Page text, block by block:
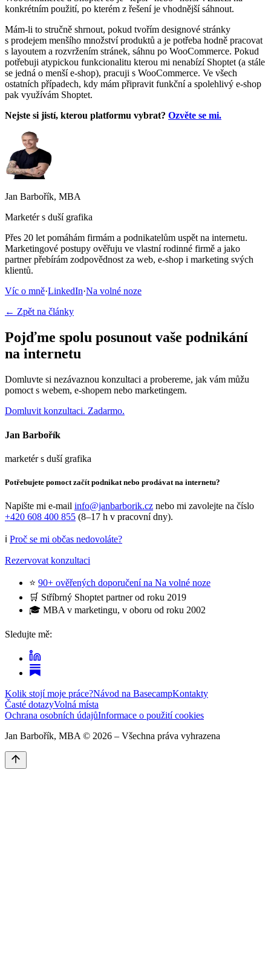
konkrétním použití, po kterém z řešení je vhodnější sáhnout.
Mám-li to stručně shrnout, pokud tvořím designové stránky
s prodejem menšího množství produktů a je potřeba hodně pracovat
s layoutem a rozvržením stránek, sáhnu po WooCommerce. Pokud
potřebuji atypickou funkcionalitu kterou mi nenabízí Shoptet (a stále
se jedná o menší e-shop), pracuji s WooCommerce. Ve všech
ostatních případech, kdy mám připravit funkční a spolehlivý e-shop
pak využívám Shoptet.
Nejste si jistí, kterou platformu vybrat? Ozvěte se mi.
Jan Barbořík, MBA
Marketér s duší grafika
Přes 20 let pomáhám firmám a podnikatelům uspět na internetu.
Marketingové postupy ověřuju ve vlastní rodinné firmě a jako
partner přebírám zodpovědnost za web, e-shop i marketing svých
klientů.
Víc o mně·LinkedIn·Na volné noze
← Zpět na články
Pojďme spolu posunout vaše podnikání
na internetu
Domluvte si nezávaznou konzultaci a probereme, jak vám můžu
pomoct s webem, e-shopem nebo marketingem.
Domluvit konzultaci. Zadarmo.
Jan Barbořík
marketér s duší grafika
Potřebujete pomoct začít podnikat nebo prodávat na internetu?
Napište mi e-mail info@janbarborik.cz nebo mi zavolejte na číslo
+420 608 400 855 (8–17 h v pracovní dny).
ℹ️ Proč se mi občas nedovoláte?
Rezervovat konzultaci
⭐ 90+ ověřených doporučení na Na volné noze
🛒 Stříbrný Shoptet partner od roku 2019
🎓 MBA v marketingu, v oboru od roku 2002
Sledujte mě:
Kolik stojí moje práce?Návod na BasecampKontakty
Časté dotazyVolná místa
Ochrana osobních údajůInformace o použití cookies
Jan Barbořík, MBA © 2026 – Všechna práva vyhrazena